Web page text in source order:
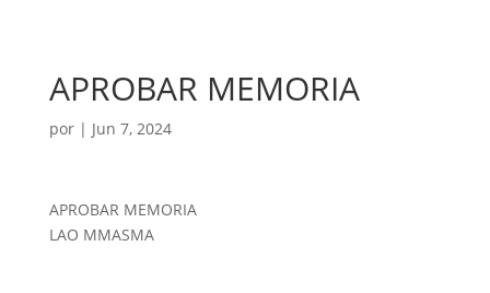
APROBAR MEMORIA
por | Jun 7, 2024
APROBAR MEMORIA
LAO MMASMA